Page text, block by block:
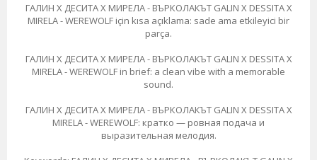
ГАЛИН Х ДЕСИТА Х МИРЕЛА - ВЪРКОЛАКЪТ GALIN X DESSITA X
MIRELA - WEREWOLF için kısa açıklama: sade ama etkileyici bir
parça.
ГАЛИН Х ДЕСИТА Х МИРЕЛА - ВЪРКОЛАКЪТ GALIN X DESSITA X
MIRELA - WEREWOLF in brief: a clean vibe with a memorable
sound.
ГАЛИН Х ДЕСИТА Х МИРЕЛА - ВЪРКОЛАКЪТ GALIN X DESSITA X
MIRELA - WEREWOLF: кратко — ровная подача и
выразительная мелодия.